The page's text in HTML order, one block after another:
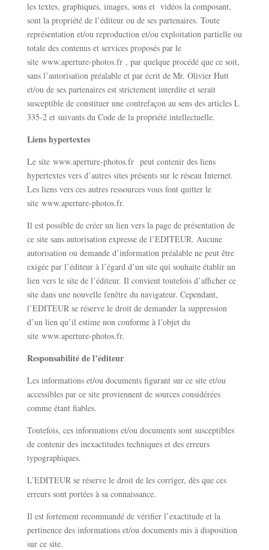
les textes, graphiques, images, sons et vidéos la composant,
sont la propriété de l’éditeur ou de ses partenaires. Toute
représentation et/ou reproduction et/ou exploitation partielle ou
totale des contenus et services proposés par le
site www.aperture-photos.fr , par quelque procédé que ce soit,
sans l’autorisation préalable et par écrit de Mr. Olivier Hutt
et/ou de ses partenaires est strictement interdite et serait
susceptible de constituer une contrefaçon au sens des articles L
335-2 et suivants du Code de la propriété intellectuelle.
Liens hypertextes
Le site www.aperture-photos.fr peut contenir des liens
hypertextes vers d’autres sites présents sur le réseau Internet.
Les liens vers ces autres ressources vous font quitter le
site www.aperture-photos.fr.
Il est possible de créer un lien vers la page de présentation de
ce site sans autorisation expresse de l’EDITEUR. Aucune
autorisation ou demande d’information préalable ne peut être
exigée par l’éditeur à l’égard d’un site qui souhaite établir un
lien vers le site de l’éditeur. Il convient toutefois d’afficher ce
site dans une nouvelle fenêtre du navigateur. Cependant,
l’EDITEUR se réserve le droit de demander la suppression
d’un lien qu’il estime non conforme à l’objet du
site www.aperture-photos.fr.
Responsabilité de l’éditeur
Les informations et/ou documents figurant sur ce site et/ou
accessibles par ce site proviennent de sources considérées
comme étant fiables.
Toutefois, ces informations et/ou documents sont susceptibles
de contenir des inexactitudes techniques et des erreurs
typographiques.
L’EDITEUR se réserve le droit de les corriger, dès que ces
erreurs sont portées à sa connaissance.
Il est fortement recommandé de vérifier l’exactitude et la
pertinence des informations et/ou documents mis à disposition
sur ce site.